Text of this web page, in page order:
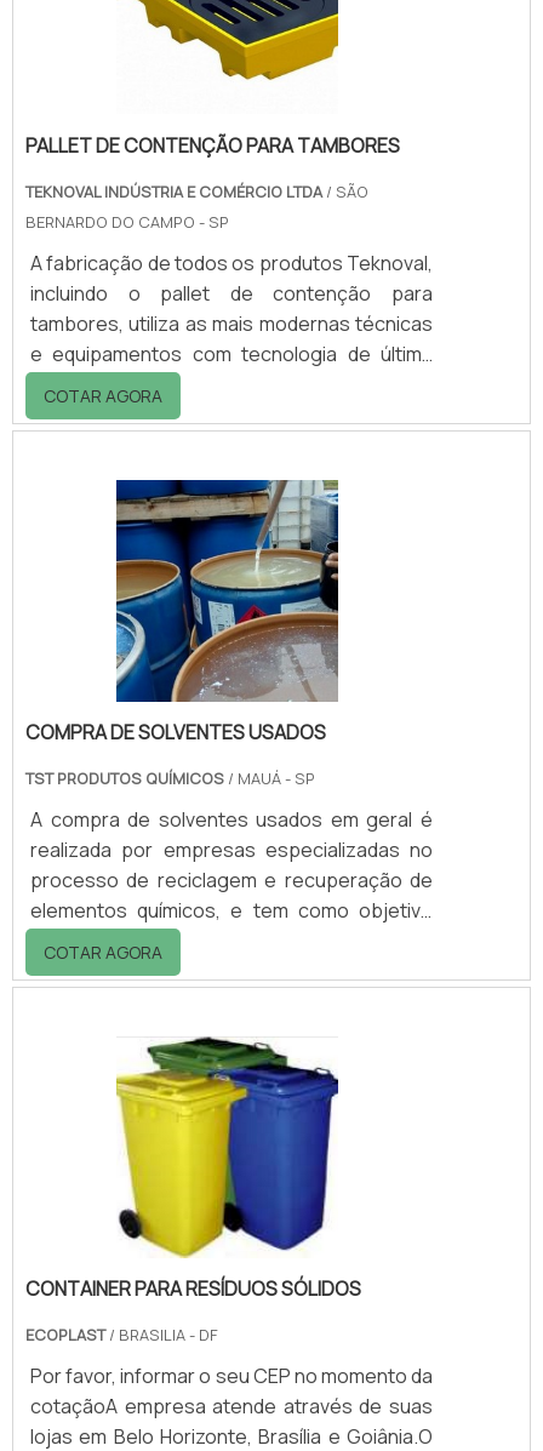
sobre canil expositor coluna, contate
diretamente a Teknoval..
PALLET DE CONTENÇÃO PARA TAMBORES
TEKNOVAL INDÚSTRIA E COMÉRCIO LTDA/ SÃO
BERNARDO DO CAMPO - SP
A fabricação de todos os produtos Teknoval,
incluindo o pallet de contenção para
tambores, utiliza as mais modernas técnicas
e equipamentos com tecnologia de última
geração, obedecendo as normas
internacionais de qualidade e mantendo o
garante a satisfação e a fidelização dos
clientes.Utilização correta do materialA
utilização segura para produtos tais como
líquidos inflamáveis, combustíveis, ácidos e
produtos corrosivos, entre outros, é
garantida através da .
COTAR AGORA
COMPRA DE SOLVENTES USADOS
TST PRODUTOS QUÍMICOS / MAUÁ - SP
A compra de solventes usados em geral é
realizada por empresas especializadas no
processo de reciclagem e recuperação de
elementos químicos, e tem como objetivo
evitar que esses elementos acabem indo
parar no meio ambiente.Os solventes são
característica principal o impacto direto no
meio ambiente de forma negativa. Por isso,
as substâncias não podem ser descartadas
da mesma maneira que o lixo comum, sendo
necessário realizar a coleta de solventes de
COTAR AGORA
CONTAINER PARA RESÍDUOS SÓLIDOS
ECOPLAST/ BRASILIA - DF
Por favor, informar o seu CEP no momento da
cotaçãoA empresa atende através de suas
lojas em Belo Horizonte, Brasília e Goiânia.O